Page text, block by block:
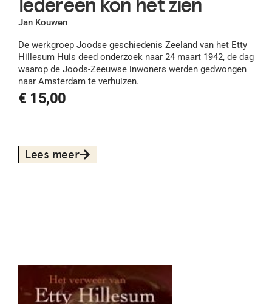
Jan Kouwen
De werkgroep Joodse geschiedenis Zeeland van het Etty
Hillesum Huis deed onderzoek naar 24 maart 1942, de dag
waarop de Joods-Zeeuwse inwoners werden gedwongen
naar Amsterdam te verhuizen.
€ 15,00
Lees meer